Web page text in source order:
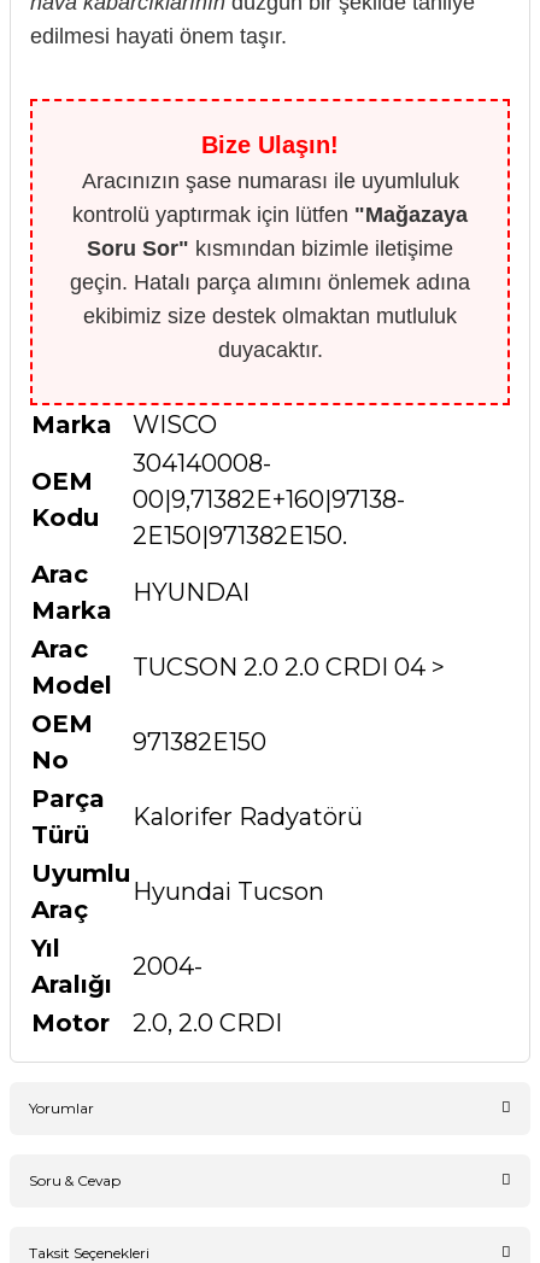
edilmesi hayati önem taşır.
Bize Ulaşın!
Aracınızın şase numarası ile uyumluluk
kontrolü yaptırmak için lütfen "Mağazaya
Soru Sor" kısmından bizimle iletişime
geçin. Hatalı parça alımını önlemek adına
ekibimiz size destek olmaktan mutluluk
duyacaktır.
Marka
WISCO
OEM
Kodu
304140008-
00|9,71382E+160|97138-
2E150|971382E150.
Arac
Marka
HYUNDAI
Arac
Model
TUCSON 2.0 2.0 CRDI 04 >
OEM
No
971382E150
Parça
Türü
Kalorifer Radyatörü
Uyumlu
Araç
Hyundai Tucson
Yıl
Aralığı
2004-
Motor
2.0, 2.0 CRDI
Yorumlar
Soru & Cevap
Taksit Seçenekleri